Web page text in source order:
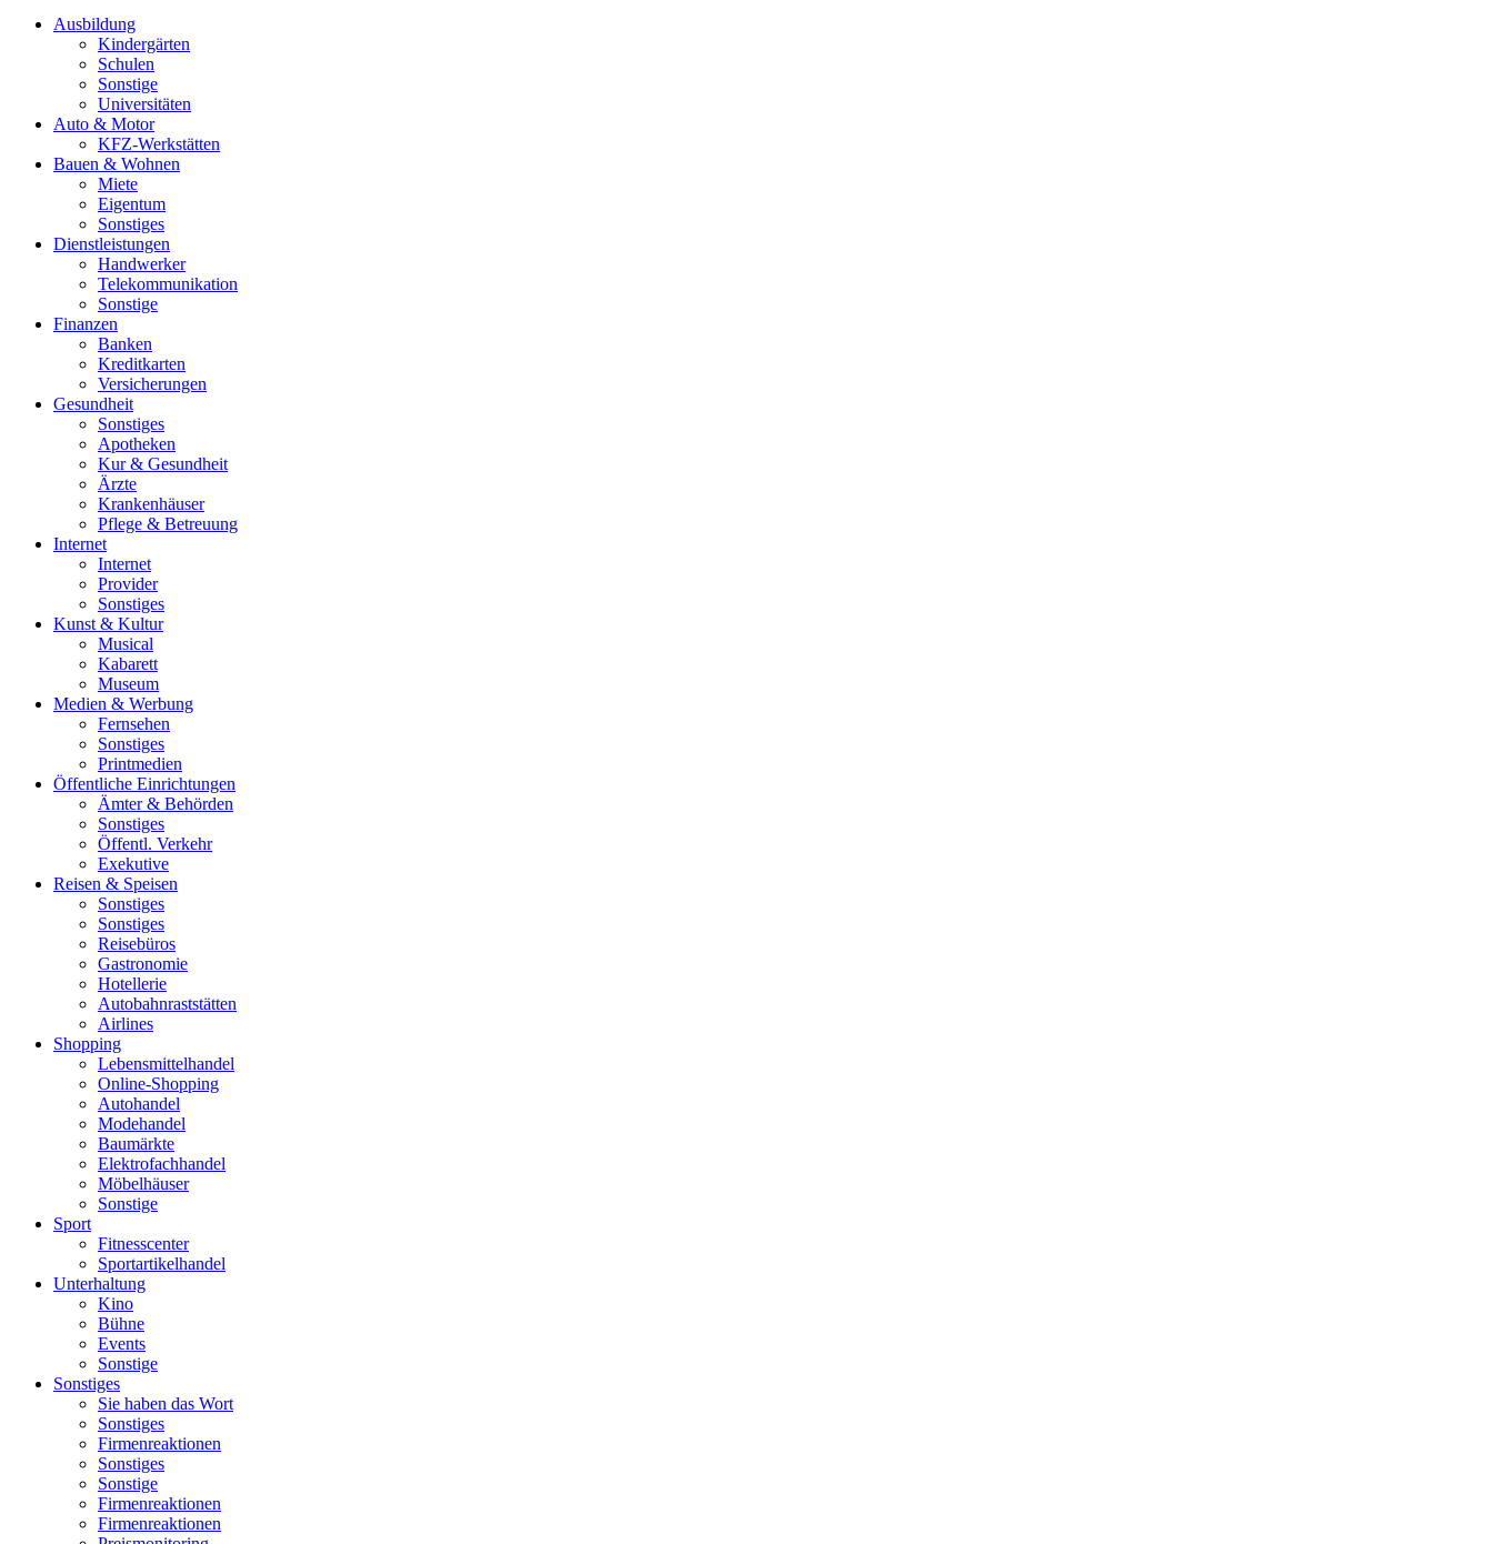
Ausbildung
Kindergärten
Schulen
Sonstige
Universitäten
Auto & Motor
KFZ-Werkstätten
Bauen & Wohnen
Miete
Eigentum
Sonstiges
Dienstleistungen
Handwerker
Telekommunikation
Sonstige
Finanzen
Banken
Kreditkarten
Versicherungen
Gesundheit
Sonstiges
Apotheken
Kur & Gesundheit
Ärzte
Krankenhäuser
Pflege & Betreuung
Internet
Internet
Provider
Sonstiges
Kunst & Kultur
Musical
Kabarett
Museum
Medien & Werbung
Fernsehen
Sonstiges
Printmedien
Öffentliche Einrichtungen
Ämter & Behörden
Sonstiges
Öffentl. Verkehr
Exekutive
Reisen & Speisen
Sonstiges
Sonstiges
Reisebüros
Gastronomie
Hotellerie
Autobahnraststätten
Airlines
Shopping
Lebensmittelhandel
Online-Shopping
Autohandel
Modehandel
Baumärkte
Elektrofachhandel
Möbelhäuser
Sonstige
Sport
Fitnesscenter
Sportartikelhandel
Unterhaltung
Kino
Bühne
Events
Sonstige
Sonstiges
Sie haben das Wort
Sonstiges
Firmenreaktionen
Sonstiges
Sonstige
Firmenreaktionen
Firmenreaktionen